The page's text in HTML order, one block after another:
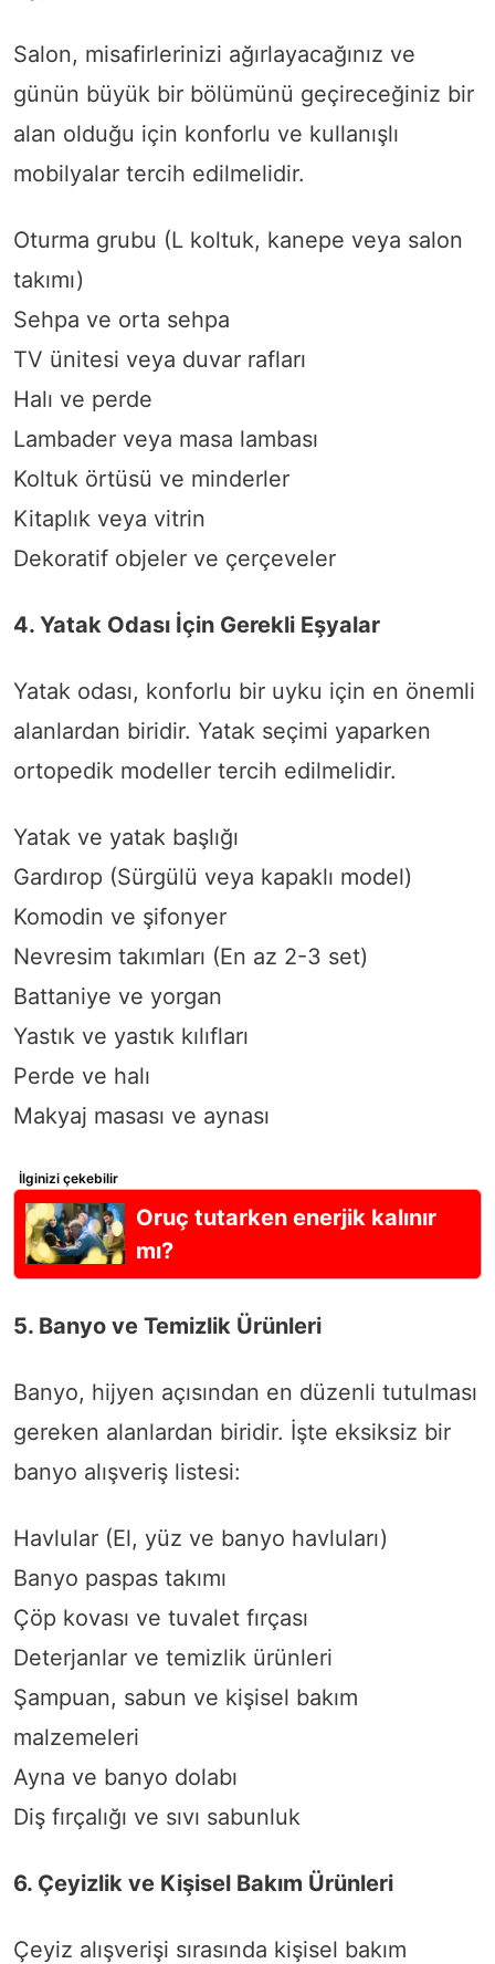
Salon, misafirlerinizi ağırlayacağınız ve
günün büyük bir bölümünü geçireceğiniz bir
alan olduğu için konforlu ve kullanışlı
mobilyalar tercih edilmelidir.
Oturma grubu (L koltuk, kanepe veya salon
takımı)
Sehpa ve orta sehpa
TV ünitesi veya duvar rafları
Halı ve perde
Lambader veya masa lambası
Koltuk örtüsü ve minderler
Kitaplık veya vitrin
Dekoratif objeler ve çerçeveler
4. Yatak Odası İçin Gerekli Eşyalar
Yatak odası, konforlu bir uyku için en önemli
alanlardan biridir. Yatak seçimi yaparken
ortopedik modeller tercih edilmelidir.
Yatak ve yatak başlığı
Gardırop (Sürgülü veya kapaklı model)
Komodin ve şifonyer
Nevresim takımları (En az 2-3 set)
Battaniye ve yorgan
Yastık ve yastık kılıfları
Perde ve halı
Makyaj masası ve aynası
İlginizi çekebilir
Oruç tutarken enerjik kalınır
mı?
5. Banyo ve Temizlik Ürünleri
Banyo, hijyen açısından en düzenli tutulması
gereken alanlardan biridir. İşte eksiksiz bir
banyo alışveriş listesi:
Havlular (El, yüz ve banyo havluları)
Banyo paspas takımı
Çöp kovası ve tuvalet fırçası
Deterjanlar ve temizlik ürünleri
Şampuan, sabun ve kişisel bakım
malzemeleri
Ayna ve banyo dolabı
Diş fırçalığı ve sıvı sabunluk
6. Çeyizlik ve Kişisel Bakım Ürünleri
Çeyiz alışverişi sırasında kişisel bakım